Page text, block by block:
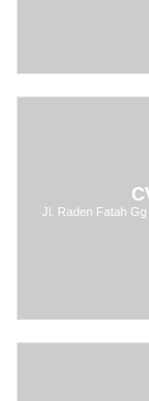
Jl. Raden Fatah